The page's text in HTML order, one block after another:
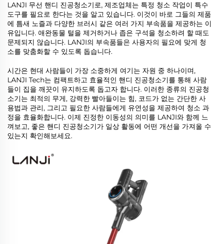
LANJI 무선 핸디 진공청소기로, 제조업체는 특정 청소 작업이 특수
도구를 필요로 한다는 것을 알고 있습니다. 이것이 바로 그들의 제품
에 틈새 노즐과 다양한 브러시 같은 여러 가지 부속품을 제공하는 이
유입니다. 애완동물 털을 제거하거나 좁은 구석을 청소하려 할 때도
문제되지 않습니다. LANJI의 부속품들은 사용자의 필요에 맞게 청
소를 맞춤화할 수 있도록 돕습니다.
시간은 현대 사람들이 가장 소중하게 여기는 자원 중 하나이며,
LANJI Tech는 컴팩트하고 효율적인 핸디 진공청소기를 통해 사람
들이 집을 깨끗이 유지하도록 돕고자 합니다. 이러한 종류의 진공청
소기는 최적의 무게, 강력한 빨아들이는 힘, 코드가 없는 간단한 사
용법과 관리, 그리고 필요한 사람들에게 유연성을 제공하여 청소 과
정을 효율화합니다. 이제 진정한 이동성의 의미를 LANJI와 함께 느
껴보고, 좋은 핸디 진공청소기가 일상 활동에 어떤 개선을 가져올 수
있는지 확인해보세요.